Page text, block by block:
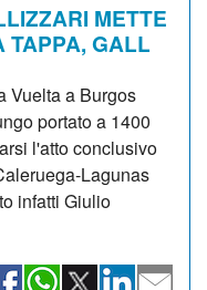
METTE
TAPPA, GALL
Vuelta a Burgos
portato a 1400
l'atto conclusivo
Lagunas
infatti Giulio